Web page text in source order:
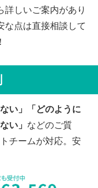
詳しいご案内があり
な点は直接相談して
い」「どのように
い」 などのご質
チームが対応。安